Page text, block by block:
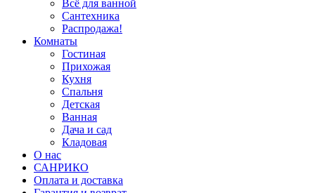
Всё для ванной
Сантехника
Распродажа!
Комнаты
Гостиная
Прихожая
Кухня
Спальня
Детская
Ванная
Дача и сад
Кладовая
О нас
САНРИКО
Оплата и доставка